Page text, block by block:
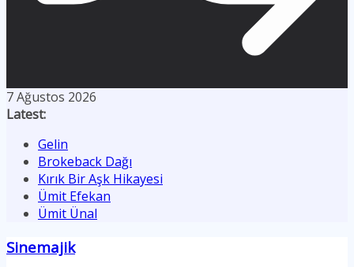
7 Ağustos 2026
Latest:
Gelin
Brokeback Dağı
Kırık Bir Aşk Hikayesi
Ümit Efekan
Ümit Ünal
Sinemajik